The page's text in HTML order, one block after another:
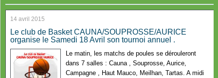
14 avril 2015
Le club de Basket CAUNA/SOUPROSSE/AURICE
organise le Samedi 18 Avril son tournoi annuel .
Le matin, les matchs de poules se dérouleront
dans 7 salles : Cauna , Souprosse, Aurice,
Campagne , Haut Mauco, Meilhan, Tartas. A midi